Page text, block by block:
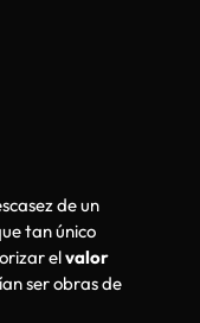
de un
tan único
elvalor
ser obras de